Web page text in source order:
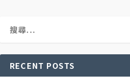
RECENT POSTS